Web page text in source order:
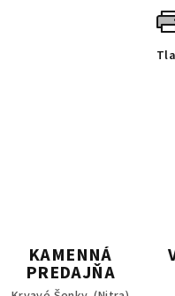
KAMENNÁ
PREDAJŇA